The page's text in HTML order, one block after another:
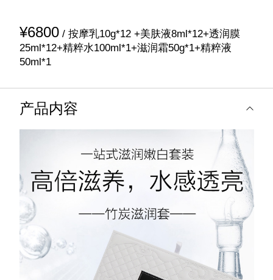
¥6800/ 按摩乳10g*12 +美肤液8ml*12+透润膜
25ml*12+精粹水100ml*1+滋润霜50g*1+精粹液
50ml*1
产品内容